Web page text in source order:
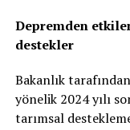
Depremden
destekler
Bakanlık
yönelik 2024 yılı
tarımsal